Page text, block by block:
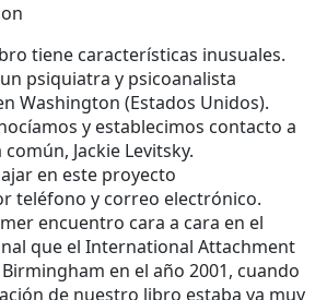
tiene características inusuales.
psiquiatra y psicoanalista
Washington (Estados Unidos).
y establecimos contacto a
Jackie Levitsky.
en este proyecto
teléfono y correo electrónico.
encuentro cara a cara en el
que el International Attachment
en el año 2001, cuando
de nuestro libro estaba ya muy